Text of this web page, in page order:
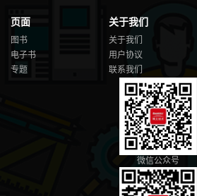
页面
图书
电子书
专题
关于我们
关于我们
用户协议
联系我们
微信公众号